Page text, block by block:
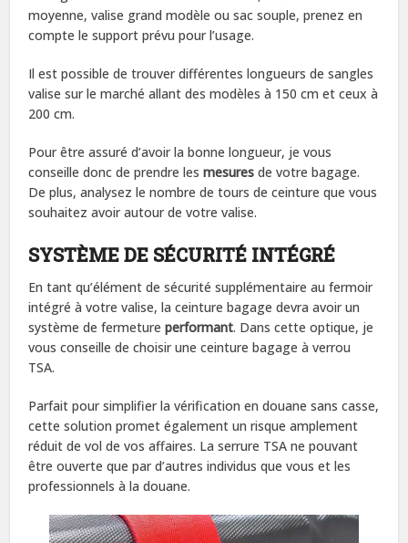
moyenne, valise grand modèle ou sac souple, prenez en
compte le support prévu pour l’usage.
Il est possible de trouver différentes longueurs de sangles
valise sur le marché allant des modèles à 150 cm et ceux à
200 cm.
Pour être assuré d’avoir la bonne longueur, je vous
conseille donc de prendre lesmesures de votre bagage.
De plus, analysez le nombre de tours de ceinture que vous
souhaitez avoir autour de votre valise.
SYSTÈME DE SÉCURITÉ INTÉGRÉ
En tant qu’élément de sécurité supplémentaire au fermoir
intégré à votre valise, la ceinture bagage devra avoir un
système de fermetureperformant. Dans cette optique, je
vous conseille de choisir une ceinture bagage à verrou
TSA.
Parfait pour simplifier la vérification en douane sans casse,
cette solution promet également un risque amplement
réduit de vol de vos affaires. La serrure TSA ne pouvant
être ouverte que par d’autres individus que vous et les
professionnels à la douane.